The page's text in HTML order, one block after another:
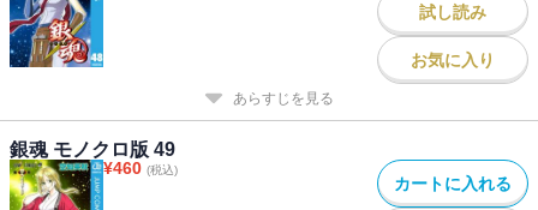
試し読み
お気に入り
あらすじを見る
銀魂 モノクロ版 49
¥460 (税込)
カートに入れる